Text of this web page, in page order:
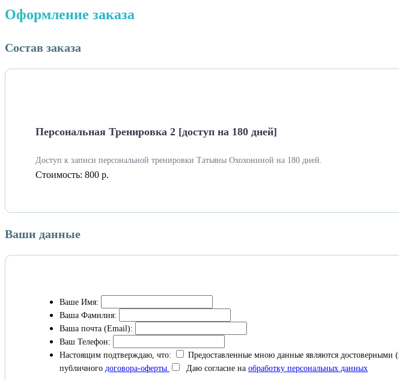
Оформление заказа
Состав заказа
Персональная Тренировка 2 [доступ на 180 дней]
Доступ к записи персональной тренировки Татьяны Охохониной на 180 дней.
Стоимость: 800 р.
Ваши данные
Ваше Имя:
Ваша Фамилия:
Ваша почта (Email):
Ваш Телефон:
Настоящим подтверждаю, что:
Предоставленные мною данные являются
публичного договора-оферты Даю согласие на обработку персональных данных